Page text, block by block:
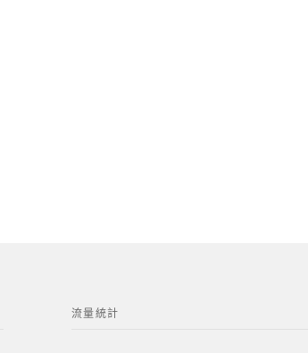
流量統計